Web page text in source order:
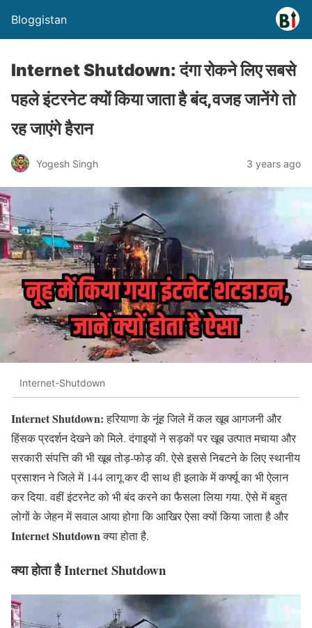
Bloggistan
Internet Shutdown: दंगा रोकने लिए सबसे
पहले इंटरनेट क्यों किया जाता है बंद,वजह जानेंगे तो
रह जाएंगे हैरान
Yogesh Singh 3 years ago
Internet-Shutdown
Internet Shutdown:हरियाणा के नूंह जिले में कल खूब आगजनी और
हिंसक प्रदर्शन देखने को मिले. दंगाइयों ने सड़कों पर खूब उत्पात मचाया और
सरकारी संपत्ति की भी खूब तोड़-फोड़ की. ऐसे इससे निबटने के लिए स्थानीय
प्रसाशन ने जिले में 144 लागू कर दी साथ ही इलाके में कर्फ्यू का भी ऐलान
कर दिया. वहीं इंटरनेट को भी बंद करने का फैसला लिया गया. ऐसे में बहुत
लोगों के जेहन में सवाल आया होगा कि आखिर ऐसा क्यों किया जाता है और
Internet Shutdownक्या होता है.
क्या होता है Internet Shutdown